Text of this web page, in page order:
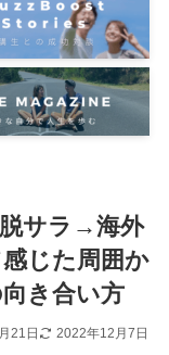
サラ→海外
じた周囲か
き合い方
21日 2022年12月7日